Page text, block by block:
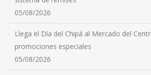
05/08/2026
Llega el Día del Chipá al Mercado del
promociones especiales
05/08/2026